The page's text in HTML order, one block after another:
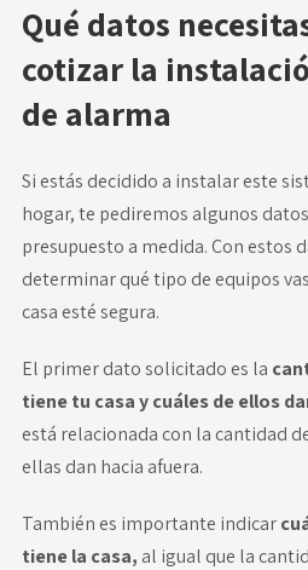
Qué datos
cotizar la
de alarma
Si estás decidido a instalar este
hogar, te pediremos algunos
presupuesto a medida. Con estos
determinar qué tipo de equipos
casa esté segura.
El primer dato solicitado es la
tiene tu casa y cuáles de ellos
está relacionada con la cantidad
ellas dan hacia afuera.
También es importante indicar
tiene la casa, al igual que la